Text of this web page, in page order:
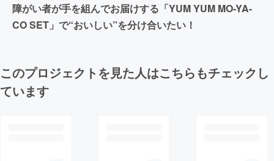
障がい者が手を組んでお届けする「YUM YUM MO-YA-
CO SET」で“おいしい”を分け合いたい！
このプロジェクトを見た人はこちらもチェックし
ています